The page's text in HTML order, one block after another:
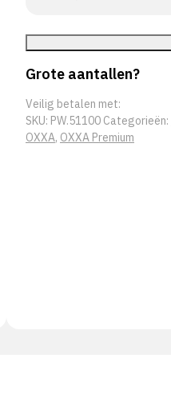
Grote aantallen?
Veilig betalen met:
SKU: PW.51100 Categorieën:
OXXA, OXXA Premium